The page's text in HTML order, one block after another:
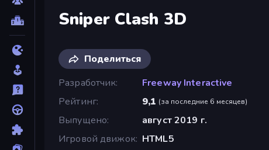
Sniper Clash 3D
Поделиться
Разработчик
Freeway Interactive
Рейтинг
9,1 (за последние 6 месяцев)
Выпущено
август 2019 г.
Игровой движок HTML5